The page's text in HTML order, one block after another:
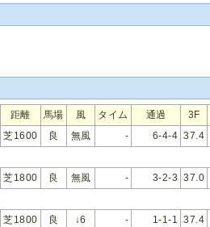
距離 馬場 風 タイム 通過 3F
芝1600
良 無風 - 6-4-4 37.4
芝1800 良 無風 - 3-2-3 37.0
芝1800 良 ↓6 - 1-1-1 37.4